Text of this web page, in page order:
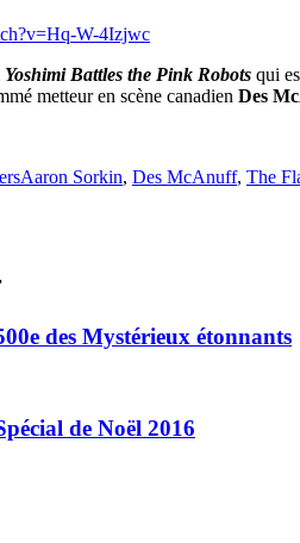
W-4Izjwc
Yoshimi Battles the Pink Robots qui
metteur en scène canadien Des
Étiquettes
Aaron Sorkin, Des McAnuff, The
des Mystérieux étonnants
de Noël 2016